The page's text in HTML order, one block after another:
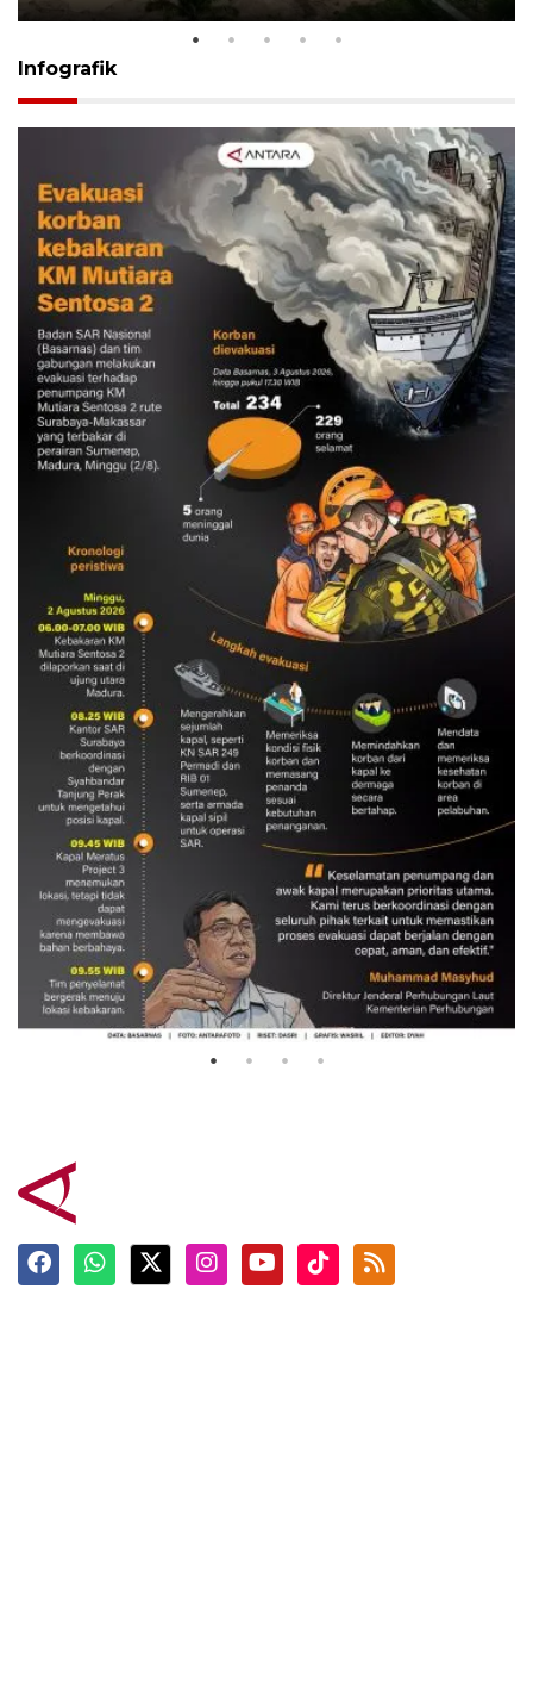
Infografik
Evakuasi korban kebakaran KM
Mutiara Sentosa 2
3 Agustus 2026